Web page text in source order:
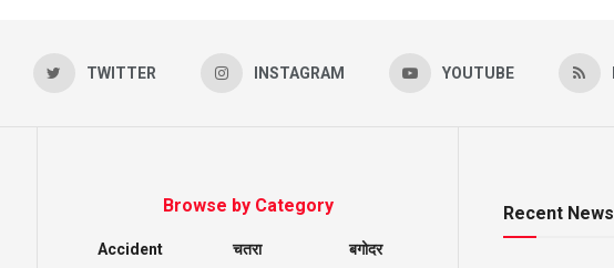
TWITTER INSTAGRAM YOUTUBE
Browse by Category
Accident
चतरा
बगोदर
Recent News